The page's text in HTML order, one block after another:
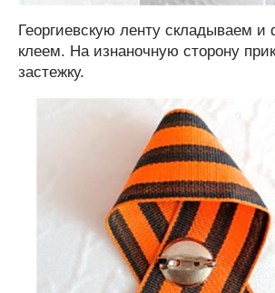
Георгиевскую ленту складываем и
клеем. На изнаночную сторону
застежку.